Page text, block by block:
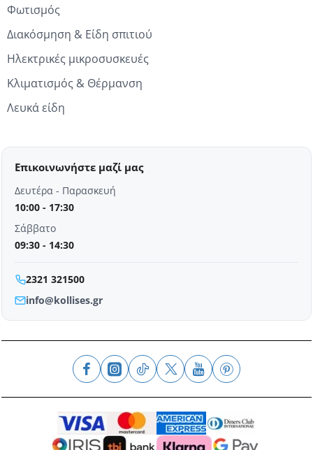
Φωτισμός
Διακόσμηση & Είδη σπιτιού
Ηλεκτρικές μικροσυσκευές
Κλιματισμός & Θέρμανση
Λευκά είδη
Επικοινωνήστε μαζί μας
Δευτέρα - Παρασκευή
10:00 - 17:30
Σάββατο
09:30 - 14:30
2321 321500
info@kollises.gr